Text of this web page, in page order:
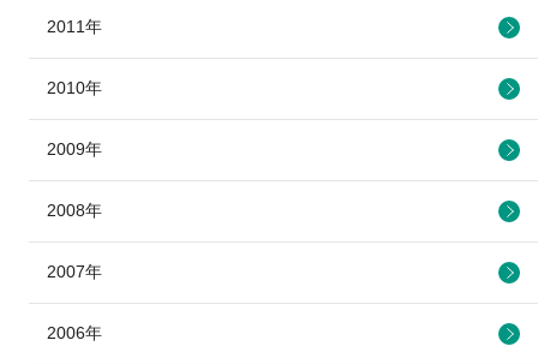
2011年
2010年
2009年
2008年
2007年
2006年